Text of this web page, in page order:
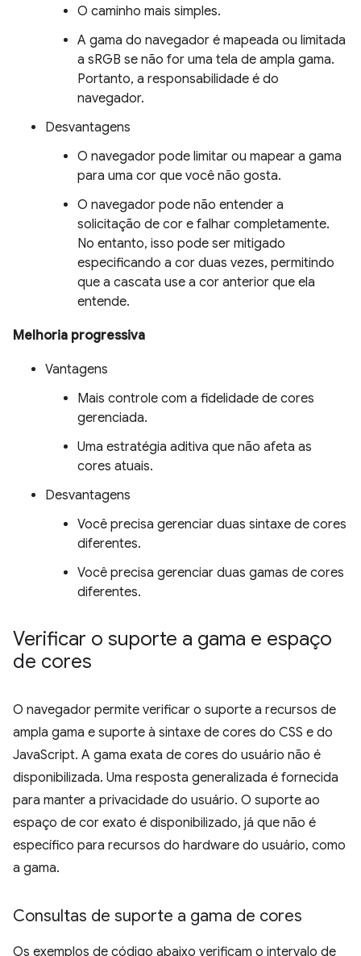
O caminho mais simples.
A gama do navegador é mapeada ou limitada
a sRGB se não for uma tela de ampla gama.
Portanto, a responsabilidade é do
navegador.
Desvantagens
O navegador pode limitar ou mapear a gama
para uma cor que você não gosta.
O navegador pode não entender a
solicitação de cor e falhar completamente.
No entanto, isso pode ser mitigado
especificando a cor duas vezes, permitindo
que a cascata use a cor anterior que ela
entende.
Melhoria progressiva
Vantagens
Mais controle com a fidelidade de cores
gerenciada.
Uma estratégia aditiva que não afeta as
cores atuais.
Desvantagens
Você precisa gerenciar duas sintaxe de cores
diferentes.
Você precisa gerenciar duas gamas de cores
diferentes.
Verificar o suporte a gama e espaço
de cores
O navegador permite verificar o suporte a recursos de
ampla gama e suporte à sintaxe de cores do CSS e do
JavaScript. A gama exata de cores do usuário não é
disponibilizada. Uma resposta generalizada é fornecida
para manter a privacidade do usuário. O suporte ao
espaço de cor exato é disponibilizado, já que não é
específico para recursos do hardware do usuário, como
a gama.
Consultas de suporte a gama de cores
Os exemplos de código abaixo verificam o intervalo de